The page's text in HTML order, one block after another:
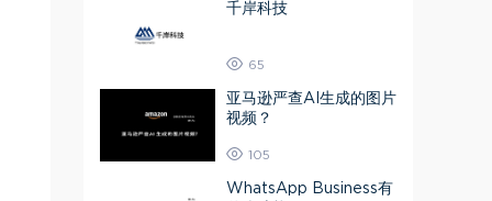
千岸科技
65
亚马逊严查AI生成的图片
视频？
105
WhatsApp Business有